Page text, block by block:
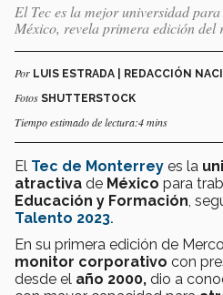
El Tec es la mejor universidad
México, revela primera edición del
Por LUIS ESTRADA | REDACCIÓN
Fotos SHUTTERSTOCK
Tiempo estimado de lectura:4 mins
El Tec de Monterrey es la
atractiva de México para
Educación y Formación ,
Talento 2023.
En su primera edición de
monitor corporativo con
desde el año 2000, dio a